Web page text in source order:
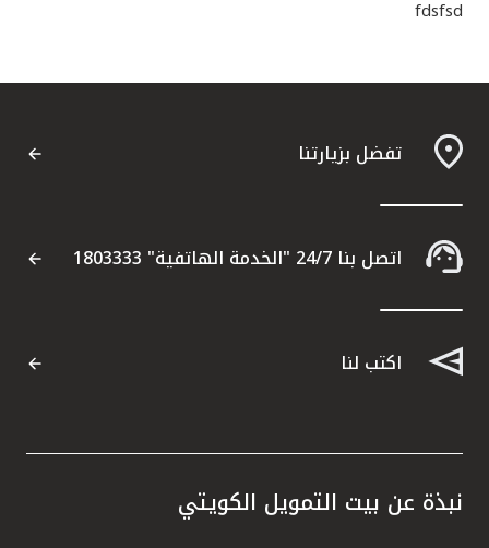
مواقع الفروع وأجهزة الصرف الآلي
تركيا
fdsfsd
تفضل بزيارتنا
اتصل بنا 24/7 "الخدمة الهاتفية" 1803333
اكتب لنا
نبذة عن بيت التمويل الكويتي